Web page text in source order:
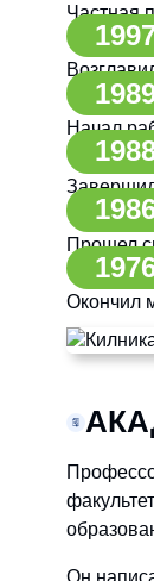
Частная
Начал
Прошел
Окончил